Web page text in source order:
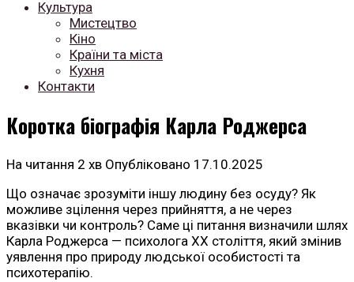
Культура
Мистецтво
Кіно
Країни та міста
Кухня
Контакти
Коротка біографія Карла Роджерса
На читання 2 хв Опубліковано 17.10.2025
Що означає зрозуміти іншу людину без осуду? Як
можливе зцілення через прийняття, а не через
вказівки чи контроль? Саме ці питання визначили шлях
Карла Роджерса — психолога ХХ століття, який змінив
уявлення про природу людської особистості та
психотерапію.